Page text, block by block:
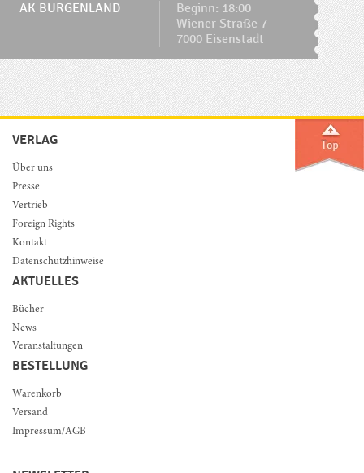
AK BURGENLAND
Beginn: 18:00
Wiener Straße 7
7000 Eisenstadt
VERLAG
Über uns
Presse
Vertrieb
Foreign Rights
Kontakt
Datenschutzhinweise
AKTUELLES
Bücher
News
Veranstaltungen
BESTELLUNG
Warenkorb
Versand
Impressum/AGB